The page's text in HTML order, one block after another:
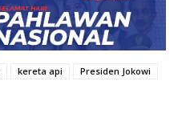
kereta api
Presiden Jokowi